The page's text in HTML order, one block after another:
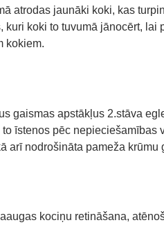
atrodas jaunāki koki, kas
koki to tuvumā jānocērt,
kokiem.
gaismas apstākļus 2.stāva
īstenos pēc
arī nodrošināta pameža
kociņu retināšana,